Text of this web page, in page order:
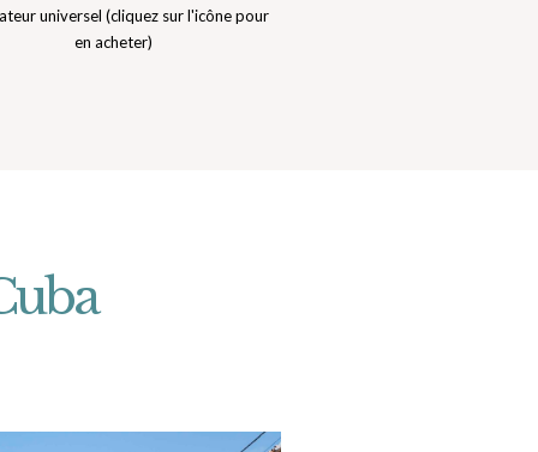
universel (cliquez sur l'icône pour
en acheter)